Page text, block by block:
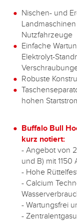
Nischen- und
Nutzfahrzeuge
Einfache
Elektrolyt-
Robuste
hohen
Buffalo Bull
kurz notiert:
- Angebot von
und B) mit 1150
- Hohe
- Calcium
- Wartungsfrei
-